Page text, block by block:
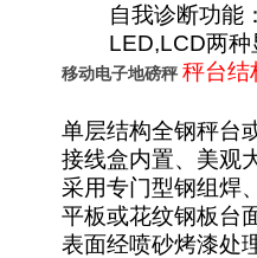
自我诊断功能
LED,LCD两种
移动电子地磅秤 秤台结
单层结构全钢秤台
接线盒内置、美观
采用专门型钢组焊
平板或花纹钢板台
表面经喷砂烤漆处